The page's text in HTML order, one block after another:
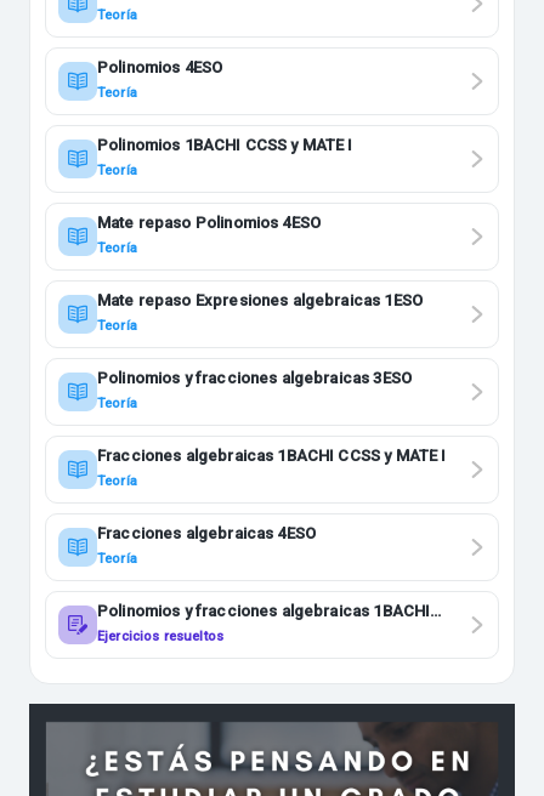
Teoría
Polinomios 4ESO
Teoría
Polinomios 1BACHI CCSS y MATE I
Teoría
Mate repaso Polinomios 4ESO
Teoría
Mate repaso Expresiones algebraicas 1ESO
Teoría
Polinomios y fracciones algebraicas 3ESO
Teoría
Fracciones algebraicas 1BACHI CCSS y MATE I
Teoría
Fracciones algebraicas 4ESO
Teoría
Polinomios y fracciones algebraicas 1BACHI
CCSS
Ejercicios resueltos